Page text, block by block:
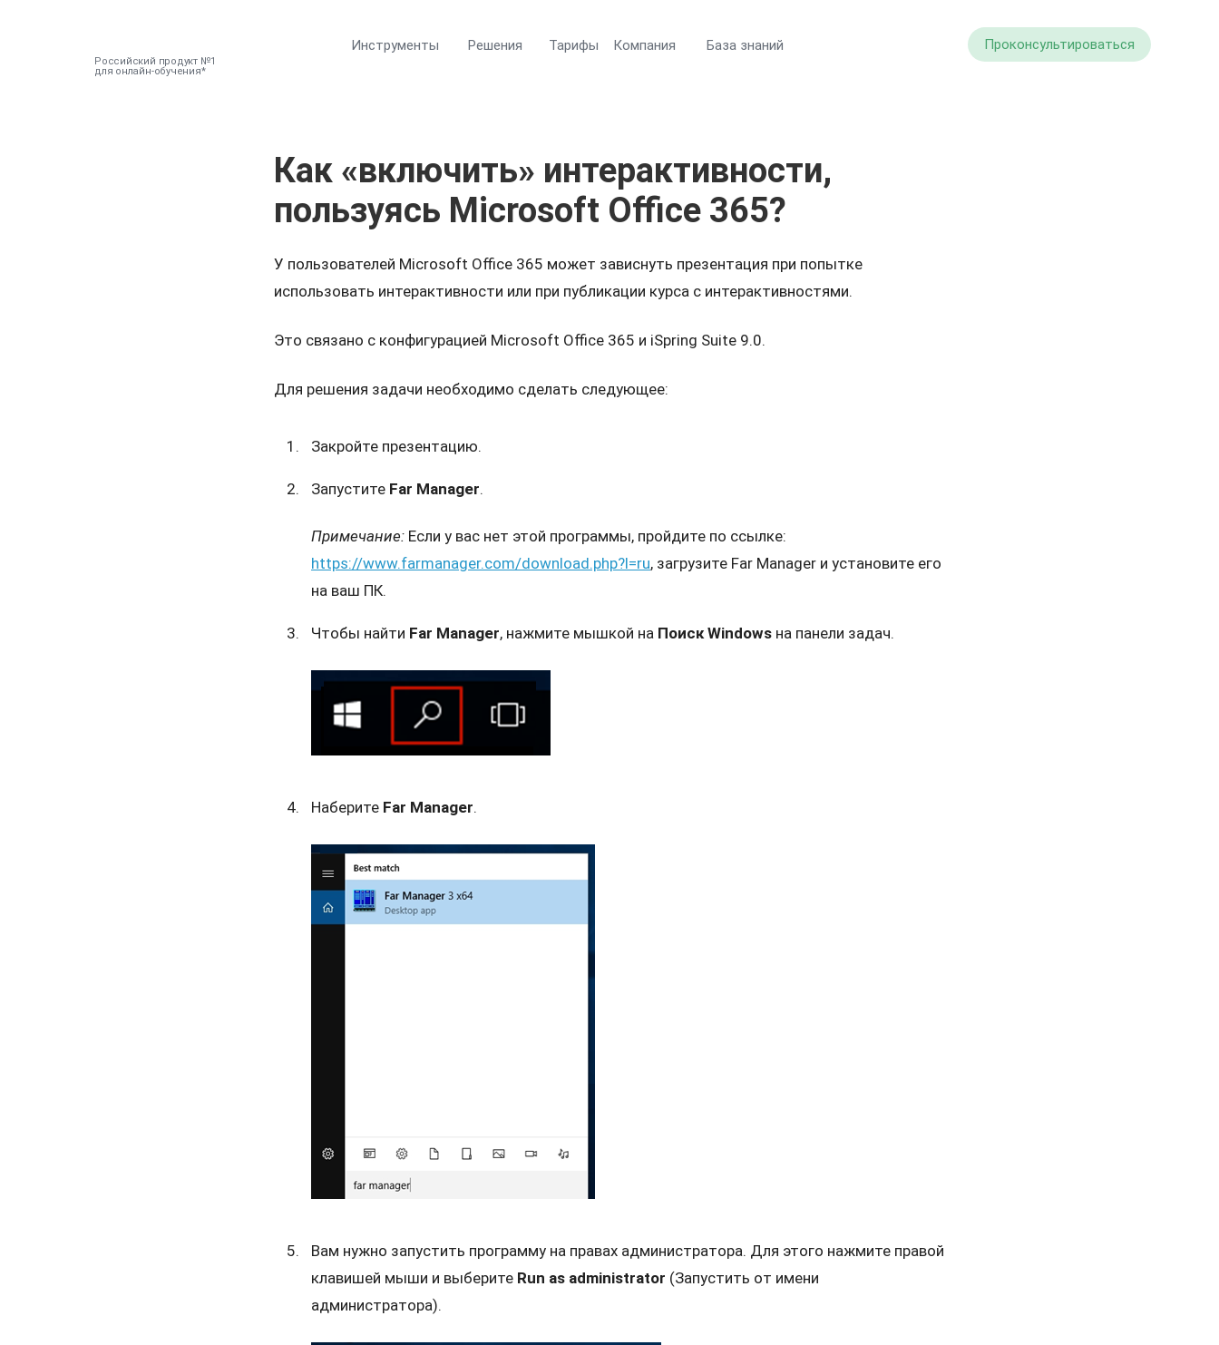
Российский продукт №1
для онлайн-обучения
Инструменты Решения Тарифы Компания База знаний Проконсультироваться
Как «включить» интерактивности,
пользуясь Microsoft Office 365?
У пользователей Microsoft Office 365 может зависнуть презентация при попытке
использовать интерактивности или при публикации курса с интерактивностями.
Это связано с конфигурацией Microsoft Office 365 и iSpring Suite 9.0.
Для решения задачи необходимо сделать следующее:
Закройте презентацию.
Запустите Far Manager.
Примечание: Если у вас нет этой программы, пройдите по ссылке:
https://www.farmanager.com/download.php?l=ru, загрузите Far Manager и установите его
на ваш ПК.
Чтобы найти Far Manager, нажмите мышкой на Поиск Windows на панели задач.
Наберите Far Manager.
Вам нужно запустить программу на правах администратора. Для этого нажмите правой
клавишей мыши и выберите Run as administrator (Запустить от имени
администратора).